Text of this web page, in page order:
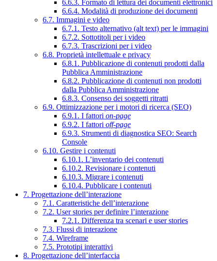
6.6.3. Formato di lettura dei documenti elettronici
6.6.4. Modalità di produzione dei documenti
6.7. Immagini e video
6.7.1. Testo alternativo (alt text) per le immagini
6.7.2. Sottotitoli per i video
6.7.3. Trascrizioni per i video
6.8. Proprietà intellettuale e privacy
6.8.1. Pubblicazione di contenuti prodotti dalla
Pubblica Amministrazione
6.8.2. Pubblicazione di contenuti non prodotti
dalla Pubblica Amministrazione
6.8.3. Consenso dei soggetti ritratti
6.9. Ottimizzazione per i motori di ricerca (SEO)
6.9.1. I fattori on-page
6.9.2. I fattori off-page
6.9.3. Strumenti di diagnostica SEO: Search
Console
6.10. Gestire i contenuti
6.10.1. L’inventario dei contenuti
6.10.2. Revisionare i contenuti
6.10.3. Migrare i contenuti
6.10.4. Pubblicare i contenuti
7. Progettazione dell’interazione
7.1. Caratteristiche dell’interazione
7.2. User stories per definire l’interazione
7.2.1. Differenza tra scenari e user stories
7.3. Flussi di interazione
7.4. Wireframe
7.5. Prototipi interattivi
8. Progettazione dell’interfaccia